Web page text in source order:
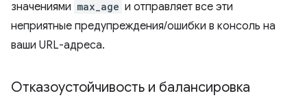
значениями max_age и отправляет все эти
неприятные предупреждения/ошибки в консоль на
ваши URL-адреса.
Отказоустойчивость и балансировка